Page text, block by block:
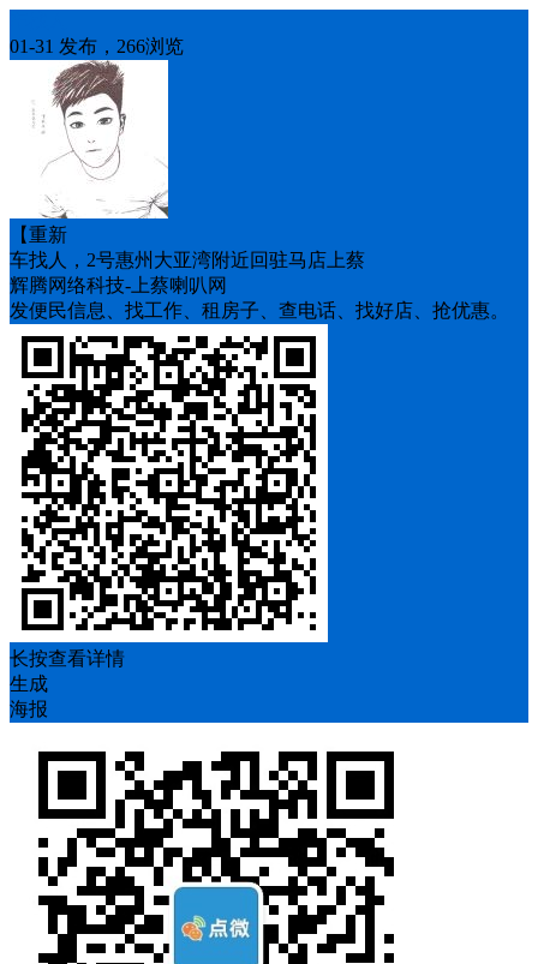
01-31 发布，266浏览
【重新
车找人，2号惠州大亚湾附近回驻马店上蔡
辉腾网络科技-上蔡喇叭网
发便民信息、找工作、租房子、查电话、找好店、抢优惠。
长按查看详情
生成
海报